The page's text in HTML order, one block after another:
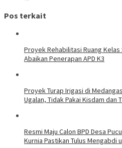
Pos terkait
Proyek Rehabilitasi Ruang Kelas
Abaikan Penerapan APD K3
Proyek Turap Irigasi di
Ugalan, Tidak Pakai Kisdam dan
Resmi Maju Calon BPD Desa
Kurnia Pastikan Tulus Mengabdi